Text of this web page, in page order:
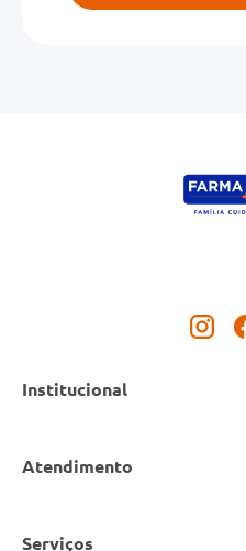
Institucional
Atendimento
Serviços